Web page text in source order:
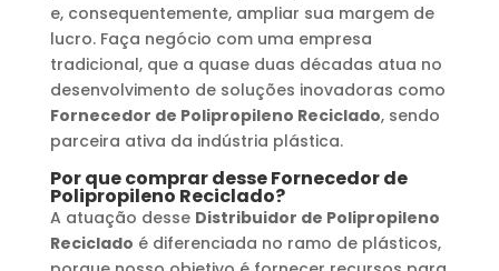
e, consequentemente, ampliar sua margem de
lucro. Faça negócio com uma empresa
tradicional, que a quase duas décadas atua no
desenvolvimento de soluções inovadoras como
Fornecedor de Polipropileno Reciclado, sendo
parceira ativa da indústria plástica.
Por que comprar desseFornecedor de
Polipropileno Reciclado?
A atuação desse Distribuidor de Polipropileno
Reciclado é diferenciada no ramo de plásticos,